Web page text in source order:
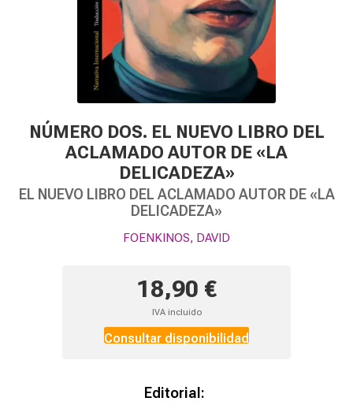
NÚMERO DOS. EL NUEVO LIBRO DEL
ACLAMADO AUTOR DE «LA
DELICADEZA»
EL NUEVO LIBRO DEL ACLAMADO AUTOR DE «LA
DELICADEZA»
FOENKINOS, DAVID
18,90 €
IVA incluido
Consultar disponibilidad
Editorial: